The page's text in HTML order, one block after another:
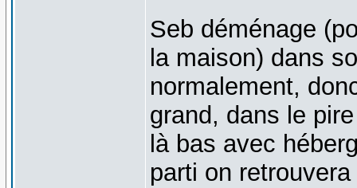
Seb déménage
la maison) dans
normalement,
grand, dans le
là bas avec
parti on